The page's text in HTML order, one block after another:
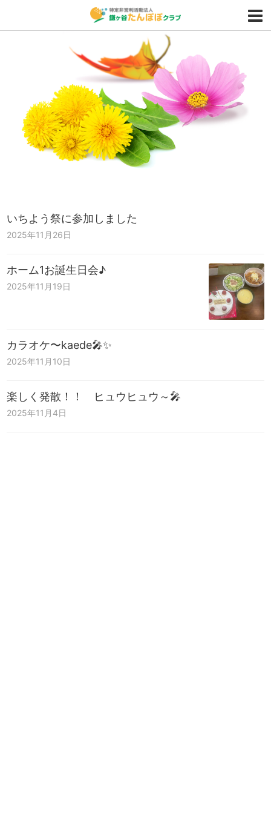
いちよう祭に参加しました
2025年11月26日
ホーム1お誕生日会♪
2025年11月19日
カラオケ〜kaede🎤✨
2025年11月10日
楽しく発散！！ ヒュウヒュウ～🎤
2025年11月4日